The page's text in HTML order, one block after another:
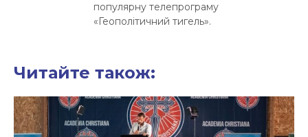
популярну телепрограму
«Геополітичний тигель».
Читайте також: